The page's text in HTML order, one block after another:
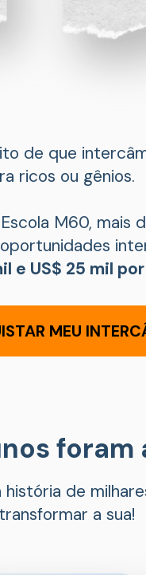
de que
ricos ou gênios.
M60, mais
e US$ 25 mil
MEU
foram
de
a sua!